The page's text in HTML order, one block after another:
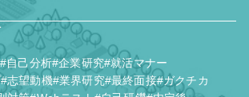
#自己分析#企業研究#就活マナー
#志望動機#業界研究#最終面接#ガクチカ